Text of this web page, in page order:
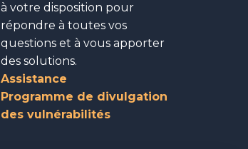
à votre disposition pour
répondre à toutes vos
questions et à vous apporter
des solutions.
Assistance
Programme de divulgation
des vulnérabilités